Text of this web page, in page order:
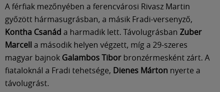
A férfiak mezőnyében a ferencvárosi Rivasz Martin
győzött hármasugrásban, a másik Fradi-versenyző,
Kontha Csanád a harmadik lett. Távolugrásban Zuber
Marcella második helyen végzett, míg a 29-szeres
magyar bajnok Galambos Tibor bronzérmesként zárt. A
fiataloknál a Fradi tehetsége, Dienes Márton nyerte a
távolugrást.